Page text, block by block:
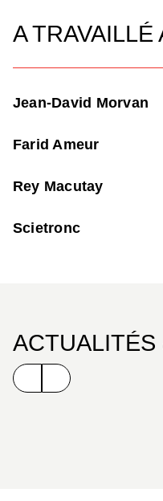
A TRAVAILLÉ
Jean-David Morvan
Farid Ameur
Rey Macutay
Scietronc
ACTUALITÉS